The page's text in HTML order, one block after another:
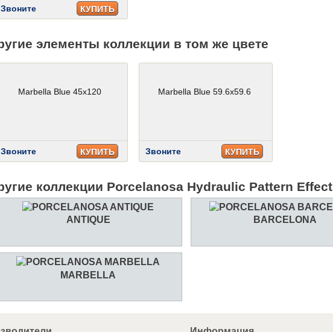
Звоните КУПИТЬ
элементы коллекции в том же цвете
Marbella Blue 45x120
Звоните КУПИТЬ
Marbella Blue 59.6x59.6
Звоните КУПИТЬ
коллекции Porcelanosa Hydraulic Pattern Effect
ANTIQUE BARCELONA
MARBELLA